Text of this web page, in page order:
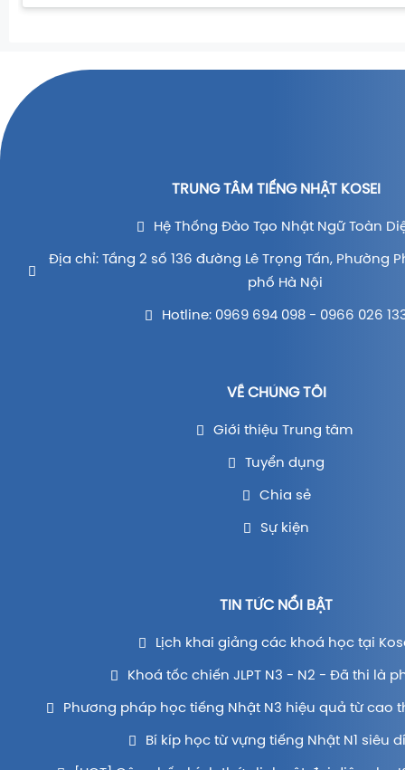
TRUNG TÂM TIẾNG NHẬT KOSEI
Hệ Thống Đào Tạo Nhật Ngữ Toàn
Địa chỉ: Tầng 2 số 136 đường Lê Trọng Tấn, Phường
phố Hà Nội
Hotline: 0969 694 098 - 0966 026
VỀ CHÚNG TÔI
Giới thiệu Trung tâm
Tuyển dụng
Chia sẻ
Sự kiện
TIN TỨC NỔI BẬT
Lịch khai giảng các khoá học tại
Khoá tốc chiến JLPT N3 - N2 - Đã thi là
Phương pháp học tiếng Nhật N3 hiệu quả từ cao
Bí kíp học từ vựng tiếng Nhật N1 siêu